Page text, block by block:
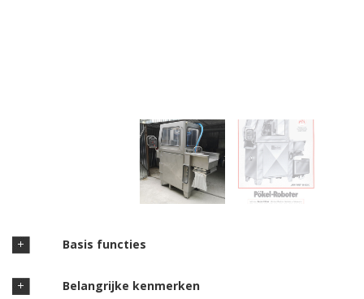
Basis functies
Belangrijke kenmerken